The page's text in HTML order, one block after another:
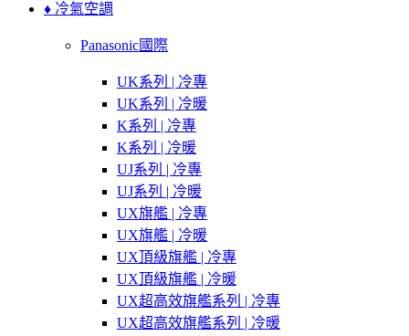
♦ 冷氣空調
Panasonic國際
UK系列 | 冷專
UK系列 | 冷暖
K系列 | 冷專
K系列 | 冷暖
UJ系列 | 冷專
UJ系列 | 冷暖
UX旗艦 | 冷專
UX旗艦 | 冷暖
UX頂級旗艦 | 冷專
UX頂級旗艦 | 冷暖
UX超高效旗艦系列 | 冷專
UX超高效旗艦系列 | 冷暖